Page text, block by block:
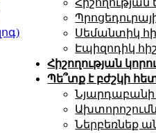
)
Սեմանտիկ
Էպիզոդիկ
Հիշողության
Պե՞տք է բժշկի
Նյարդաբանի
Ներբեռնեք